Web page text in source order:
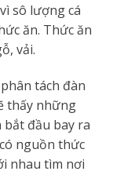
sô lượng cá
ăn. Thức ăn
vải.
tách đàn
thấy những
đầu bay ra
nguồn thức
nhau tìm nơi